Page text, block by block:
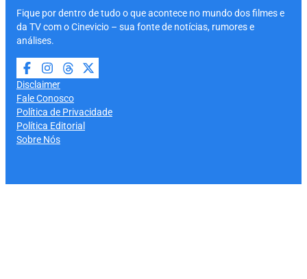
Fique por dentro de tudo o que acontece no mundo dos filmes e
da TV com o Cinevicio – sua fonte de notícias, rumores e
análises.
Disclaimer
Fale Conosco
Política de Privacidade
Política Editorial
Sobre Nós